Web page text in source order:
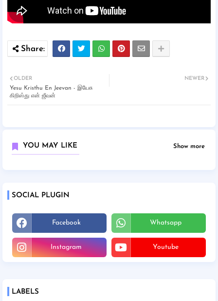
NEWER
OLDER
Yesu Kristhu En Jeevan - இயேசு
கிறிஸ்து என் ஜீவன்
YOU MAY LIKE Show more
SOCIAL PLUGIN
Facebook Whatsapp
Instagram Youtube
LABELS